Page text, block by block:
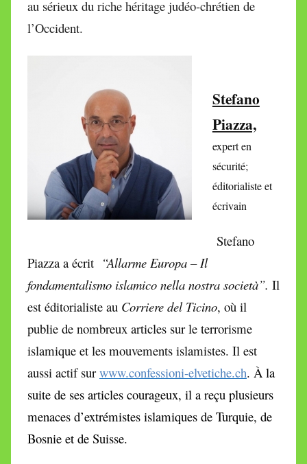
au sérieux du riche héritage judéo-chrétien de
l’Occident.
Stefano
Piazza,
expert en
sécurité;
éditorialiste et
écrivain
Stefano
Piazza a écrit “Allarme Europa – Il
fondamentalismo islamico nella nostra società”. Il
est éditorialiste au Corriere del Ticino, où il
publie de nombreux articles sur le terrorisme
islamique et les mouvements islamistes. Il est
aussi actif sur www.confessioni-elvetiche.ch. À la
suite de ses articles courageux, il a reçu plusieurs
menaces d’extrémistes islamiques de Turquie, de
Bosnie et de Suisse.